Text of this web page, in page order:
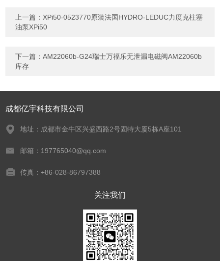
上一篇： XPi50-0523770原装法国HYDRO-LEDUC力度克柱塞
油泵XPi50
下一篇：AM22060b-G24瑞士万福乐无泄漏电磁阀AM22060b
库存
成都亿宇科技有限公司
地址：成都市金牛区兴盛西路2号固特大厦5栋A座101
邮箱：197765040@qq.com
传真：+86-028-86797388
关注我们